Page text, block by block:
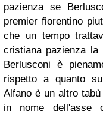
pazienza se
premier fiorentino
che un tempo
cristiana pazienza la
Berlusconi è
rispetto a quanto
Alfano è un altro
in nome dell'asse